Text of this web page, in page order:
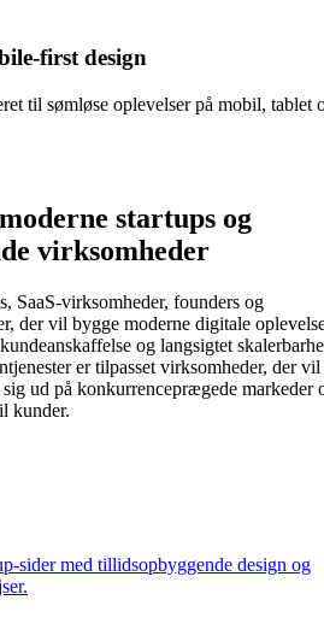
first design
til sømløse oplevelser på mobil, tablet
startups og
virksomheder
SaaS-virksomheder, founders og
der vil bygge moderne digitale
og langsigtet
er tilpasset virksomheder, der vil
ud på konkurrenceprægede markeder
kunder.
sider med tillidsopbyggende design og